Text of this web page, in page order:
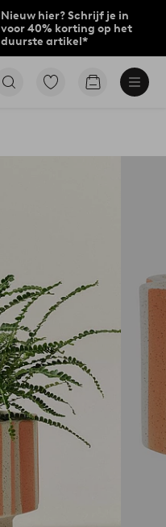
Nieuw hier? Schrijf je in
voor 40% korting op het
duurste artikel*
Ga
Go